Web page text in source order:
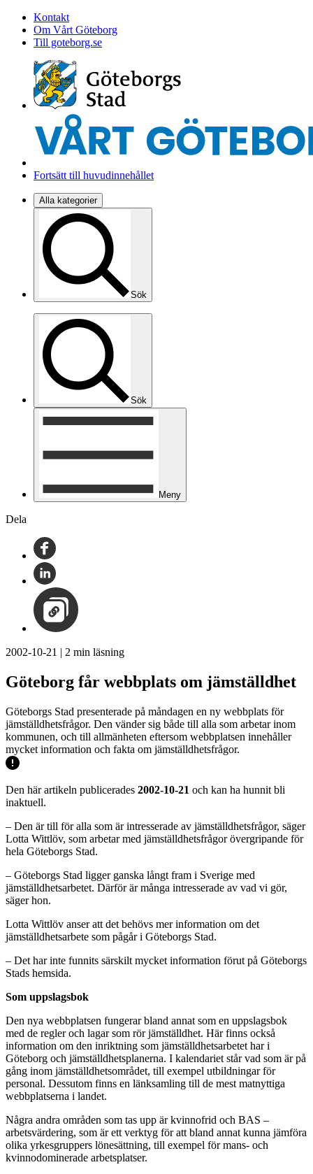
Kontakt
Om Vårt Göteborg
Till goteborg.se
Fortsätt till huvudinnehållet
Alla kategorier
Sök
Sök
Meny
Dela
2002-10-21 | 2 min läsning
Göteborg får webbplats om jämställdhet
Göteborgs Stad presenterade på måndagen en ny webbplats för
jämställdhetsfrågor. Den vänder sig både till alla som arbetar inom
kommunen, och till allmänheten eftersom webbplatsen innehåller
mycket information och fakta om jämställdhetsfrågor.
Den här artikeln publicerades 2002-10-21 och kan ha hunnit bli
inaktuell.
– Den är till för alla som är intresserade av jämställdhetsfrågor, säger
Lotta Wittlöv, som arbetar med jämställdhetsfrågor övergripande för
hela Göteborgs Stad.
– Göteborgs Stad ligger ganska långt fram i Sverige med
jämställdhetsarbetet. Därför är många intresserade av vad vi gör,
säger hon.
Lotta Wittlöv anser att det behövs mer information om det
jämställdhetsarbete som pågår i Göteborgs Stad.
– Det har inte funnits särskilt mycket information förut på Göteborgs
Stads hemsida.
Som uppslagsbok
Den nya webbplatsen fungerar bland annat som en uppslagsbok
med de regler och lagar som rör jämställdhet. Här finns också
information om den inriktning som jämställdhetsarbetet har i
Göteborg och jämställdhetsplanerna. I kalendariet står vad som är på
gång inom jämställdhetsområdet, till exempel utbildningar för
personal. Dessutom finns en länksamling till de mest matnyttiga
webbplatserna i landet.
Några andra områden som tas upp är kvinnofrid och BAS –
arbetsvärdering, som är ett verktyg för att bland annat kunna jämföra
olika yrkesgruppers lönesättning, till exempel för mans- och
kvinnodominerade arbetsplatser.